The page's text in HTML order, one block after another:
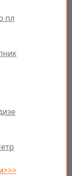
пл